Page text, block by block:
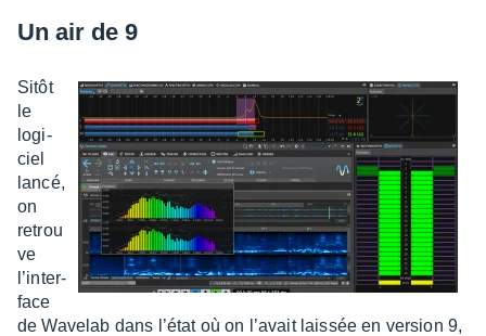
Un air de 9
Sitôt
le
logi­
ciel
lancé,
on
retrou
ve
l’in­ter­
face
de Wave­lab dans l’état où on l’avait lais­sée en version 9,